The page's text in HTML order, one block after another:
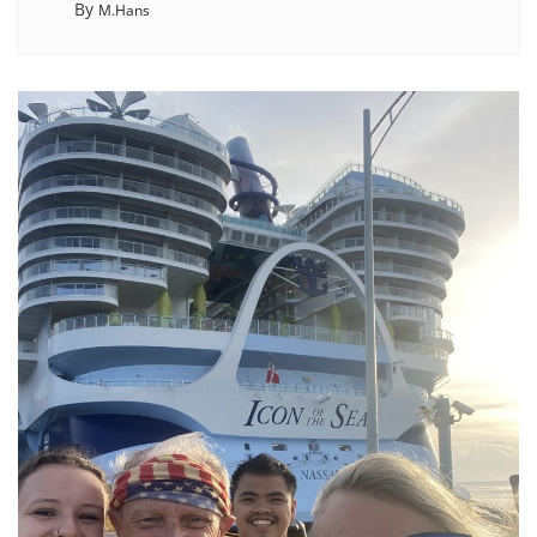
By M.Hans